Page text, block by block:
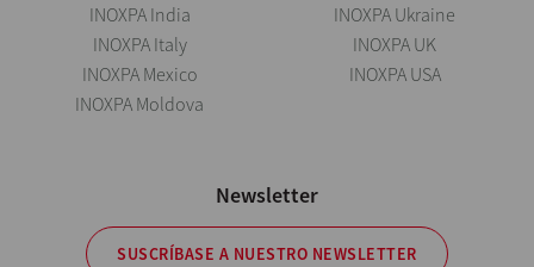
INOXPA India
INOXPA Italy
INOXPA Mexico
INOXPA Moldova
INOXPA Ukraine
INOXPA UK
INOXPA USA
Newsletter
SUSCRÍBASE A NUESTRO NEWSLETTER